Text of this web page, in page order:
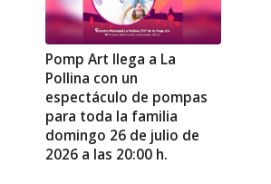
Pomp Art llega a La
Pollina con un
espectáculo de pompas
para toda la familia
domingo 26 de julio de
2026 a las 20:00 h.